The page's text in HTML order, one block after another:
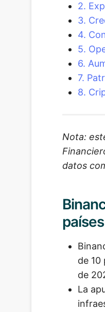
2.
3.
4.
5.
6.
7.
8.
Nota:
datos
países
de 10
de
La